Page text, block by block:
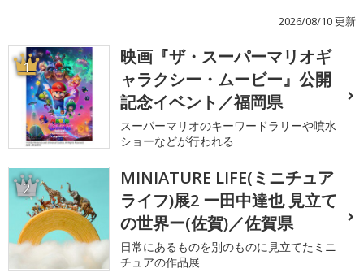
2026/08/10 更新
1
映画『ザ・スーパーマリオギ
ャラクシー・ムービー』公開
記念イベント／福岡県
スーパーマリオのキーワードラリーや噴水
ショーなどが行われる
2
MINIATURE LIFE(ミニチュア
ライフ)展2 ー田中達也 見立て
の世界ー(佐賀)／佐賀県
日常にあるものを別のものに見立てたミニ
チュアの作品展